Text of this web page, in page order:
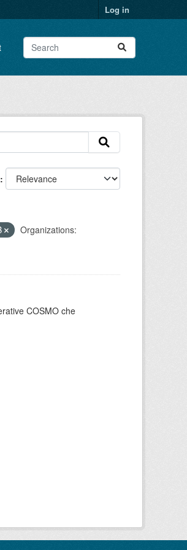
Log in
Organizations:
COSMO che